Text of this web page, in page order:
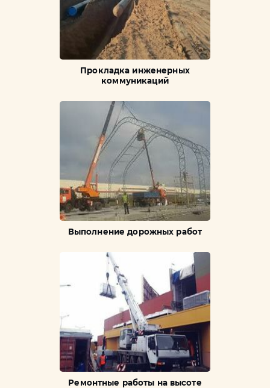
Прокладка инженерных
коммуникаций
Выполнение дорожных работ
Ремонтные работы на высоте